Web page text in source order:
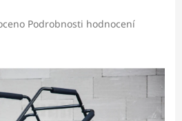
Podrobnosti hodnocení